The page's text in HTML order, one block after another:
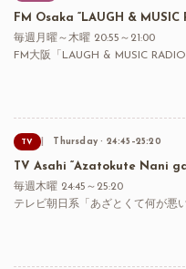
FM Osaka “LAUGH &
毎週月曜～木曜 20:55～21:00
FM大阪「LAUGH & MUSIC
TV Thursday · 24:45–25:20
TV Asahi “Azatokute Nani
毎週木曜 24:45～25:20
テレビ朝日系「あざとくて何が悪